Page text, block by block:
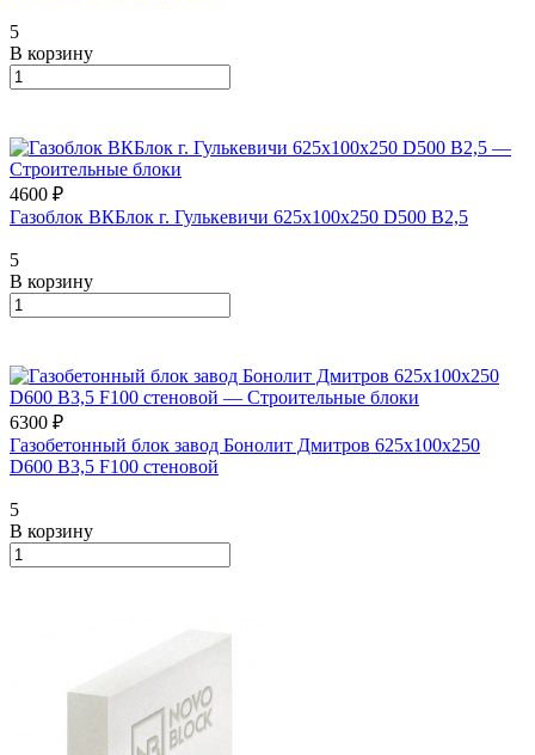
5
В корзину
4600 ₽
Газоблок ВКБлок г. Гулькевичи 625х100х250 D500 B2,5
5
В корзину
6300 ₽
Газобетонный блок завод Бонолит Дмитров 625х100х250
D600 В3,5 F100 стеновой
5
В корзину